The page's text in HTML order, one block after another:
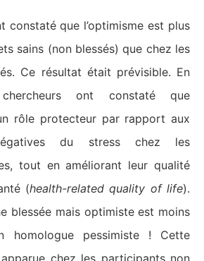
constaté que l’optimisme est plus
sains (non blessés) que chez les
Ce résultat était prévisible. En
ont constaté que
rôle protecteur par rapport aux
du stress chez les
tout en améliorant leur qualité
(health-related quality of life).
blessée mais optimiste est moins
homologue pessimiste ! Cette
apparue chez les participants non